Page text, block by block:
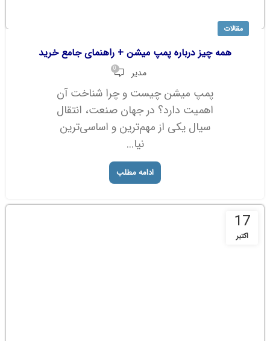
مقالات
همه چیز درباره پمپ میشن + راهنمای جامع خرید
مدیر 0
پمپ میشن چیست و چرا شناخت آن
اهمیت دارد؟ در جهان صنعت، انتقال
سیال یکی از مهم‌ترین و اساسی‌ترین
نیا...
ادامه مطلب
17
اکتبر